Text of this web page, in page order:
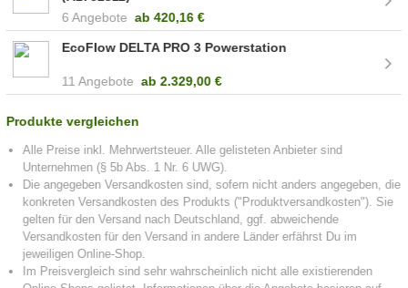
6 Angebote ab420,16 €
EcoFlow DELTA PRO 3 Powerstation
11 Angebote ab 2.329,00 €
Produkte vergleichen